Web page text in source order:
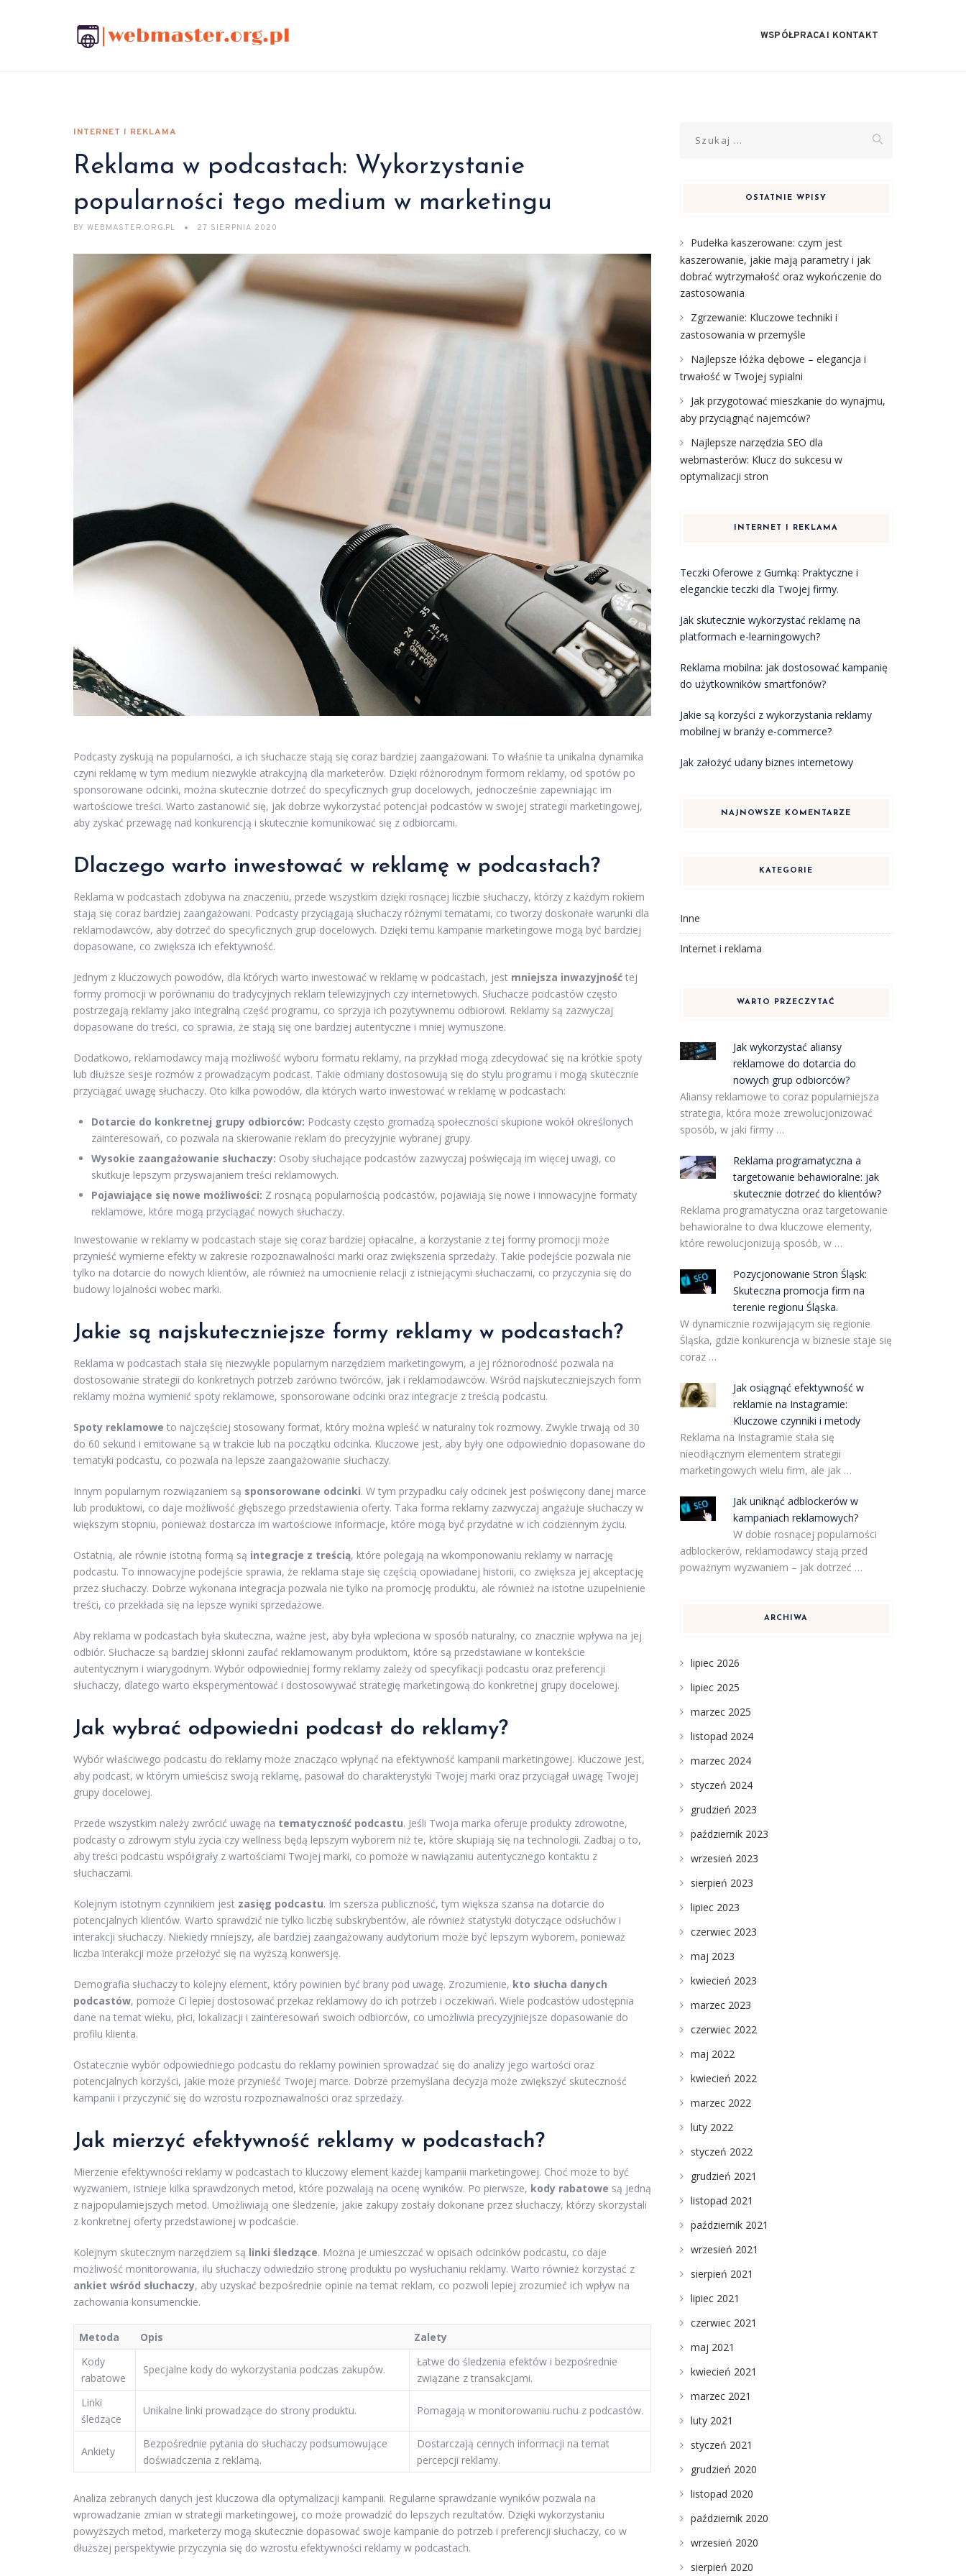
WSPÓŁPRACA I KONTAKT
INTERNET I REKLAMA
Reklama w podcastach: Wykorzystanie
popularności tego medium w marketingu
BY WEBMASTER.ORG.PL 27 SIERPNIA 2020
Podcasty zyskują na popularności, a ich słuchacze stają się coraz bardziej zaangażowani. To właśnie ta unikalna dynamika
czyni reklamę w tym medium niezwykle atrakcyjną dla marketerów. Dzięki różnorodnym formom reklamy, od spotów po
sponsorowane odcinki, można skutecznie dotrzeć do specyficznych grup docelowych, jednocześnie zapewniając im
wartościowe treści. Warto zastanowić się, jak dobrze wykorzystać potencjał podcastów w swojej strategii marketingowej,
aby zyskać przewagę nad konkurencją i skutecznie komunikować się z odbiorcami.
Dlaczego warto inwestować w reklamę w podcastach?
Reklama w podcastach zdobywa na znaczeniu, przede wszystkim dzięki rosnącej liczbie słuchaczy, którzy z każdym rokiem
stają się coraz bardziej zaangażowani. Podcasty przyciągają słuchaczy różnymi tematami, co tworzy doskonałe warunki dla
reklamodawców, aby dotrzeć do specyficznych grup docelowych. Dzięki temu kampanie marketingowe mogą być bardziej
dopasowane, co zwiększa ich efektywność.
Jednym z kluczowych powodów, dla których warto inwestować w reklamę w podcastach, jest mniejsza inwazyjność tej
formy promocji w porównaniu do tradycyjnych reklam telewizyjnych czy internetowych. Słuchacze podcastów często
postrzegają reklamy jako integralną część programu, co sprzyja ich pozytywnemu odbiorowi. Reklamy są zazwyczaj
dopasowane do treści, co sprawia, że stają się one bardziej autentyczne i mniej wymuszone.
Dodatkowo, reklamodawcy mają możliwość wyboru formatu reklamy, na przykład mogą zdecydować się na krótkie spoty
lub dłuższe sesje rozmów z prowadzącym podcast. Takie odmiany dostosowują się do stylu programu i mogą skutecznie
przyciągać uwagę słuchaczy. Oto kilka powodów, dla których warto inwestować w reklamę w podcastach:
Dotarcie do konkretnej grupy odbiorców: Podcasty często gromadzą społeczności skupione wokół określonych
zainteresowań, co pozwala na skierowanie reklam do precyzyjnie wybranej grupy.
Wysokie zaangażowanie słuchaczy: Osoby słuchające podcastów zazwyczaj poświęcają im więcej uwagi, co
skutkuje lepszym przyswajaniem treści reklamowych.
Pojawiające się nowe możliwości: Z rosnącą popularnością podcastów, pojawiają się nowe i innowacyjne formaty
reklamowe, które mogą przyciągać nowych słuchaczy.
Inwestowanie w reklamy w podcastach staje się coraz bardziej opłacalne, a korzystanie z tej formy promocji może
przynieść wymierne efekty w zakresie rozpoznawalności marki oraz zwiększenia sprzedaży. Takie podejście pozwala nie
tylko na dotarcie do nowych klientów, ale również na umocnienie relacji z istniejącymi słuchaczami, co przyczynia się do
budowy lojalności wobec marki.
Jakie są najskuteczniejsze formy reklamy w podcastach?
Reklama w podcastach stała się niezwykle popularnym narzędziem marketingowym, a jej różnorodność pozwala na
dostosowanie strategii do konkretnych potrzeb zarówno twórców, jak i reklamodawców. Wśród najskuteczniejszych form
reklamy można wymienić spoty reklamowe, sponsorowane odcinki oraz integracje z treścią podcastu.
Spoty reklamowe to najczęściej stosowany format, który można wpleść w naturalny tok rozmowy. Zwykle trwają od 30
do 60 sekund i emitowane są w trakcie lub na początku odcinka. Kluczowe jest, aby były one odpowiednio dopasowane do
tematyki podcastu, co pozwala na lepsze zaangażowanie słuchaczy.
Innym popularnym rozwiązaniem są sponsorowane odcinki. W tym przypadku cały odcinek jest poświęcony danej marce
lub produktowi, co daje możliwość głębszego przedstawienia oferty. Taka forma reklamy zazwyczaj angażuje słuchaczy w
większym stopniu, ponieważ dostarcza im wartościowe informacje, które mogą być przydatne w ich codziennym życiu.
Ostatnią, ale równie istotną formą są integracje z treścią, które polegają na wkomponowaniu reklamy w narrację
podcastu. To innowacyjne podejście sprawia, że reklama staje się częścią opowiadanej historii, co zwiększa jej akceptację
przez słuchaczy. Dobrze wykonana integracja pozwala nie tylko na promocję produktu, ale również na istotne uzupełnienie
treści, co przekłada się na lepsze wyniki sprzedażowe.
Aby reklama w podcastach była skuteczna, ważne jest, aby była wpleciona w sposób naturalny, co znacznie wpływa na jej
odbiór. Słuchacze są bardziej skłonni zaufać reklamowanym produktom, które są przedstawiane w kontekście
autentycznym i wiarygodnym. Wybór odpowiedniej formy reklamy zależy od specyfikacji podcastu oraz preferencji
słuchaczy, dlatego warto eksperymentować i dostosowywać strategię marketingową do konkretnej grupy docelowej.
Jak wybrać odpowiedni podcast do reklamy?
Wybór właściwego podcastu do reklamy może znacząco wpłynąć na efektywność kampanii marketingowej. Kluczowe jest,
aby podcast, w którym umieścisz swoją reklamę, pasował do charakterystyki Twojej marki oraz przyciągał uwagę Twojej
grupy docelowej.
Przede wszystkim należy zwrócić uwagę na tematyczność podcastu. Jeśli Twoja marka oferuje produkty zdrowotne,
podcasty o zdrowym stylu życia czy wellness będą lepszym wyborem niż te, które skupiają się na technologii. Zadbaj o to,
aby treści podcastu współgrały z wartościami Twojej marki, co pomoże w nawiązaniu autentycznego kontaktu z
słuchaczami.
Kolejnym istotnym czynnikiem jest zasięg podcastu. Im szersza publiczność, tym większa szansa na dotarcie do
potencjalnych klientów. Warto sprawdzić nie tylko liczbę subskrybentów, ale również statystyki dotyczące odsłuchów i
interakcji słuchaczy. Niekiedy mniejszy, ale bardziej zaangażowany audytorium może być lepszym wyborem, ponieważ
liczba interakcji może przełożyć się na wyższą konwersję.
Demografia słuchaczy to kolejny element, który powinien być brany pod uwagę. Zrozumienie, kto słucha danych
podcastów, pomoże Ci lepiej dostosować przekaz reklamowy do ich potrzeb i oczekiwań. Wiele podcastów udostępnia
dane na temat wieku, płci, lokalizacji i zainteresowań swoich odbiorców, co umożliwia precyzyjniejsze dopasowanie do
profilu klienta.
Ostatecznie wybór odpowiedniego podcastu do reklamy powinien sprowadzać się do analizy jego wartości oraz
potencjalnych korzyści, jakie może przynieść Twojej marce. Dobrze przemyślana decyzja może zwiększyć skuteczność
kampanii i przyczynić się do wzrostu rozpoznawalności oraz sprzedaży.
Jak mierzyć efektywność reklamy w podcastach?
Mierzenie efektywności reklamy w podcastach to kluczowy element każdej kampanii marketingowej. Choć może to być
wyzwaniem, istnieje kilka sprawdzonych metod, które pozwalają na ocenę wyników. Po pierwsze, kody rabatowe są jedną
z najpopularniejszych metod. Umożliwiają one śledzenie, jakie zakupy zostały dokonane przez słuchaczy, którzy skorzystali
z konkretnej oferty przedstawionej w podcaście.
Kolejnym skutecznym narzędziem są linki śledzące. Można je umieszczać w opisach odcinków podcastu, co daje
możliwość monitorowania, ilu słuchaczy odwiedziło stronę produktu po wysłuchaniu reklamy. Warto również korzystać z
ankiet wśród słuchaczy, aby uzyskać bezpośrednie opinie na temat reklam, co pozwoli lepiej zrozumieć ich wpływ na
zachowania konsumenckie.
Metoda Opis
Zalety
Kody
rabatowe
Specjalne kody do wykorzystania podczas zakupów.
Łatwe do śledzenia efektów i bezpośrednie
związane z transakcjami.
Linki
śledzące
Unikalne linki prowadzące do strony produktu. Pomagają w monitorowaniu ruchu z podcastów.
Ankiety
Bezpośrednie pytania do słuchaczy podsumowujące
doświadczenia z reklamą.
Dostarczają cennych informacji na temat
percepcji reklamy.
Analiza zebranych danych jest kluczowa dla optymalizacji kampanii. Regularne sprawdzanie wyników pozwala na
wprowadzanie zmian w strategii marketingowej, co może prowadzić do lepszych rezultatów. Dzięki wykorzystaniu
powyższych metod, marketerzy mogą skutecznie dopasować swoje kampanie do potrzeb i preferencji słuchaczy, co w
dłuższej perspektywie przyczynia się do wzrostu efektywności reklamy w podcastach.
OSTATNIE WPISY
Pudełka kaszerowane: czym jest
kaszerowanie, jakie mają parametry i jak
dobrać wytrzymałość oraz wykończenie do
zastosowania
Zgrzewanie: Kluczowe techniki i
zastosowania w przemyśle
Najlepsze łóżka dębowe – elegancja i
trwałość w Twojej sypialni
Jak przygotować mieszkanie do wynajmu,
aby przyciągnąć najemców?
Najlepsze narzędzia SEO dla
webmasterów: Klucz do sukcesu w
optymalizacji stron
INTERNET I REKLAMA
Teczki Oferowe z Gumką: Praktyczne i
eleganckie teczki dla Twojej firmy.
Jak skutecznie wykorzystać reklamę na
platformach e-learningowych?
Reklama mobilna: jak dostosować kampanię
do użytkowników smartfonów?
Jakie są korzyści z wykorzystania reklamy
mobilnej w branży e-commerce?
Jak założyć udany biznes internetowy
NAJNOWSZE KOMENTARZE
KATEGORIE
Inne
Internet i reklama
WARTO PRZECZYTAĆ
Jak wykorzystać aliansy
reklamowe do dotarcia do
nowych grup odbiorców?
Aliansy reklamowe to coraz popularniejsza
strategia, która może zrewolucjonizować
sposób, w jaki firmy …
Reklama programatyczna a
targetowanie behawioralne: jak
skutecznie dotrzeć do klientów?
Reklama programatyczna oraz targetowanie
behawioralne to dwa kluczowe elementy,
które rewolucjonizują sposób, w …
Pozycjonowanie Stron Śląsk:
Skuteczna promocja firm na
terenie regionu Śląska.
W dynamicznie rozwijającym się regionie
Śląska, gdzie konkurencja w biznesie staje się
coraz …
Jak osiągnąć efektywność w
reklamie na Instagramie:
Kluczowe czynniki i metody
Reklama na Instagramie stała się
nieodłącznym elementem strategii
marketingowych wielu firm, ale jak …
Jak uniknąć adblockerów w
kampaniach reklamowych?
W dobie rosnącej popularności
adblockerów, reklamodawcy stają przed
poważnym wyzwaniem – jak dotrzeć …
ARCHIWA
lipiec 2026
lipiec 2025
marzec 2025
listopad 2024
marzec 2024
styczeń 2024
grudzień 2023
październik 2023
wrzesień 2023
sierpień 2023
lipiec 2023
czerwiec 2023
maj 2023
kwiecień 2023
marzec 2023
czerwiec 2022
maj 2022
kwiecień 2022
marzec 2022
luty 2022
styczeń 2022
grudzień 2021
listopad 2021
październik 2021
wrzesień 2021
sierpień 2021
lipiec 2021
czerwiec 2021
maj 2021
kwiecień 2021
marzec 2021
luty 2021
styczeń 2021
grudzień 2020
listopad 2020
październik 2020
wrzesień 2020
sierpień 2020